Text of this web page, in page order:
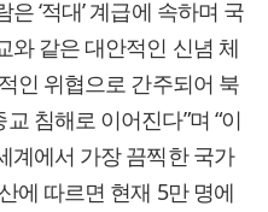
‘적대’ 계급에 속하며 국
와 같은 대안적인 신념 체
인 위협으로 간주되어 북
침해로 이어진다”며 “이
계에서 가장 끔찍한 국가
에 따르면 현재 5만 명에